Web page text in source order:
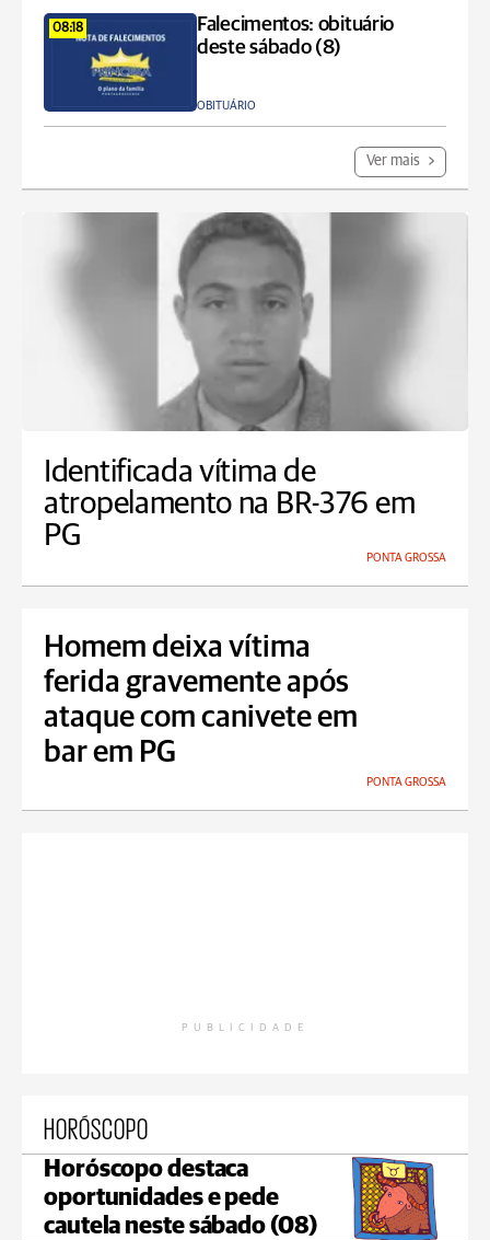
08:18
Falecimentos: obituário
deste sábado (8)
OBITUÁRIO
Ver mais
Identificada vítima de
atropelamento na BR-376 em
PG
PONTA GROSSA
Homem deixa vítima
ferida gravemente após
ataque com canivete em
bar em PG
PONTA GROSSA
PUBLICIDADE
HORÓSCOPO
Horóscopo destaca
oportunidades e pede
cautela neste sábado (08)